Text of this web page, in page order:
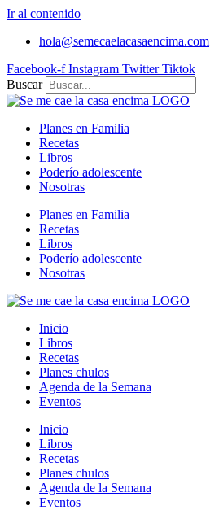
Ir al contenido
hola@semecaelacasaencima.com
Facebook-f Instagram Twitter Tiktok
Buscar
Planes en Familia
Recetas
Libros
Poderío adolescente
Nosotras
Planes en Familia
Recetas
Libros
Poderío adolescente
Nosotras
Inicio
Libros
Recetas
Planes chulos
Agenda de la Semana
Eventos
Inicio
Libros
Recetas
Planes chulos
Agenda de la Semana
Eventos